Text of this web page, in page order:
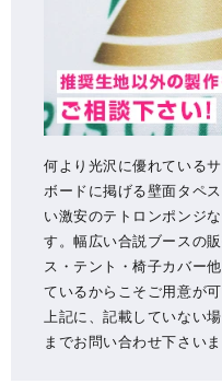
何より光沢に優れている
ボードに掲げる壁面タペ
い激安のテトロンポンジ
す。幅広い合説ブースの
ス・テント・椅子カバー
ているからこそご用意が可
上記に、記載していない
までお問い合わせ下さい